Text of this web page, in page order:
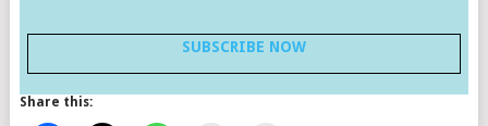
SUBSCRIBE NOW
Share this: